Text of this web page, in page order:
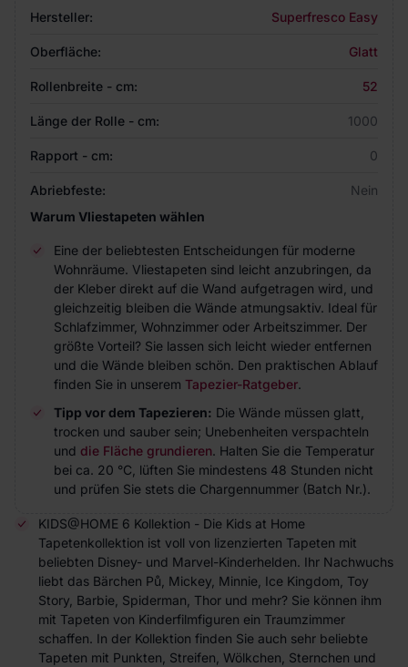
Hersteller: Superfresco Easy
Oberfläche: Glatt
Rollenbreite - cm: 52
Länge der Rolle - cm: 1000
Rapport - cm: 0
Abriebfeste:
Nein
Warum Vliestapeten wählen
Eine der beliebtesten Entscheidungen für moderne
Wohnräume. Vliestapeten sind leicht anzubringen, da
der Kleber direkt auf die Wand aufgetragen wird, und
gleichzeitig bleiben die Wände atmungsaktiv. Ideal für
Schlafzimmer, Wohnzimmer oder Arbeitszimmer. Der
größte Vorteil? Sie lassen sich leicht wieder entfernen
und die Wände bleiben schön. Den praktischen Ablauf
finden Sie in unserem Tapezier-Ratgeber.
Tipp vor dem Tapezieren: Die Wände müssen glatt,
trocken und sauber sein; Unebenheiten verspachteln
und die Fläche grundieren. Halten Sie die Temperatur
bei ca. 20 °C, lüften Sie mindestens 48 Stunden nicht
und prüfen Sie stets die Chargennummer (Batch Nr.).
KIDS@HOME 6 Kollektion - Die Kids at Home
Tapetenkollektion ist voll von lizenzierten Tapeten mit
beliebten Disney- und Marvel-Kinderhelden. Ihr Nachwuchs
liebt das Bärchen Pů, Mickey, Minnie, Ice Kingdom, Toy
Story, Barbie, Spiderman, Thor und mehr? Sie können ihm
mit Tapeten von Kinderfilmfiguren ein Traumzimmer
schaffen. In der Kollektion finden Sie auch sehr beliebte
Tapeten mit Punkten, Streifen, Wölkchen, Sternchen und